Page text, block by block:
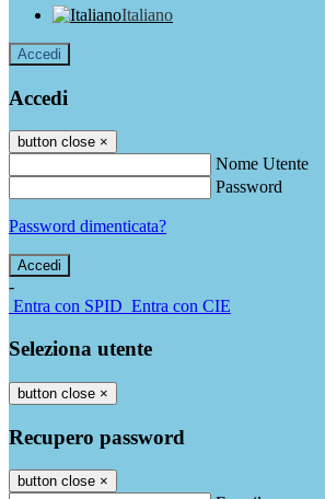
Italiano
Accedi
Accedi
button close ×
Nome Utente
Password
Password dimenticata?
-
Entra con SPID Entra con CIE
Seleziona utente
button close ×
Recupero password
button close ×